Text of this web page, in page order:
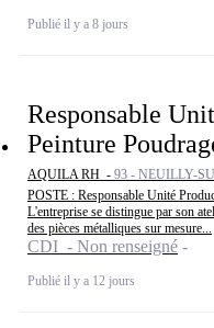
Publié il y a 8 jours
Responsable
Peinture
AQUILA RH - 93 - NEUILLY-
POSTE : Responsable Unité
L'entreprise se distingue par son
des pièces métalliques sur mesure...
CDI - Non renseigné
Publié il y a 12 jours